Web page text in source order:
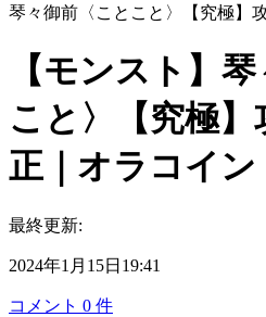
琴々御前〈ことこと〉【究極】
【モンスト】
こと〉【究極
正｜オラコイン
最終更新:
2024年1月15日19:41
コメント 0 件